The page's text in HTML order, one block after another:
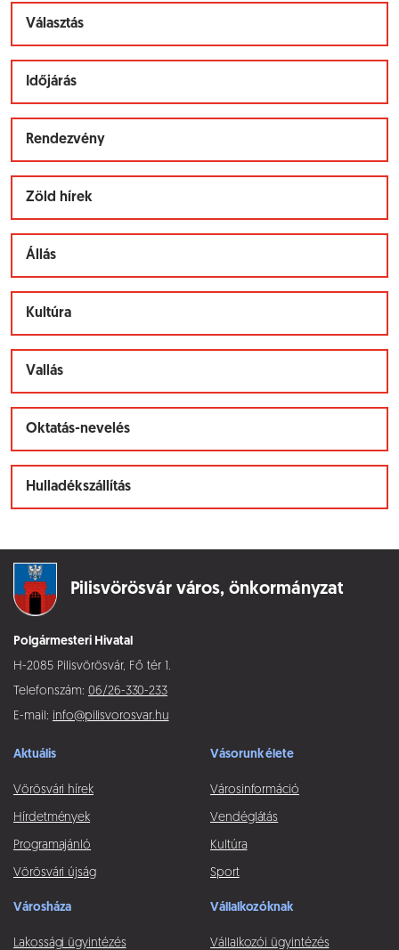
Választás
Időjárás
Rendezvény
Zöld hírek
Állás
Kultúra
Vallás
Oktatás-nevelés
Hulladékszállítás
Pilisvörösvár város, önkormányzat
Polgármesteri Hivatal
H-2085 Pilisvörösvár, Fő tér 1.
Telefonszám: 06/26-330-233
E-mail: info@pilisvorosvar.hu
Aktuális
Vörösvári hírek
Hírdetmények
Programajánló
Vörösvári újság
Vásorunk élete
Városinformáció
Vendéglátás
Kultúra
Sport
Városháza
Lakossági ügyintézés
Vállalkozóknak
Vállalkozói ügyintézés